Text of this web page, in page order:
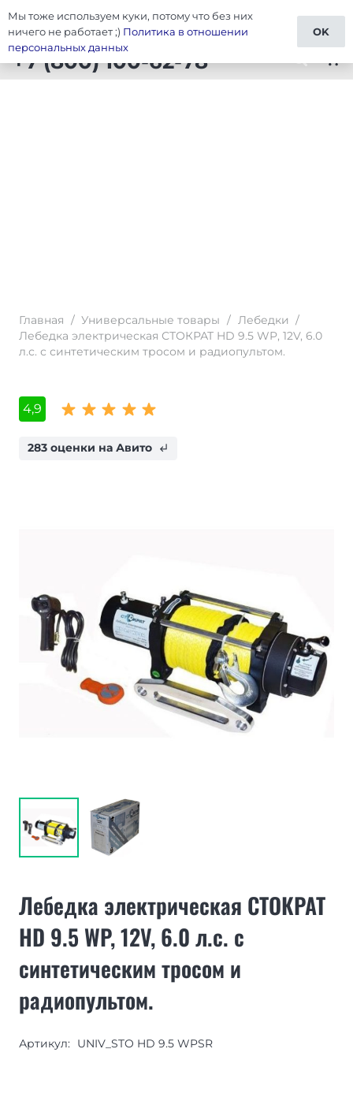
Тюнинг Универсальные товары
+7 (800) 100-62-78 shopping_cart
Главная / Универсальные товары / Лебедки /
Лебедка электрическая СТОКРАТ HD 9.5 WP, 12V, 6.0
л.с. с синтетическим тросом и радиопультом.
4,9
283 оценки на Авито subdirectory_arrow_left
Лебедка электрическая СТОКРАТ
HD 9.5 WP, 12V, 6.0 л.с. с
синтетическим тросом и
радиопультом.
Артикул: UNIV_STO HD 9.5 WPSR
Мы тоже используем куки, потому что без них
ничего не работает ;) Политика в отношении
персональных данных
OK